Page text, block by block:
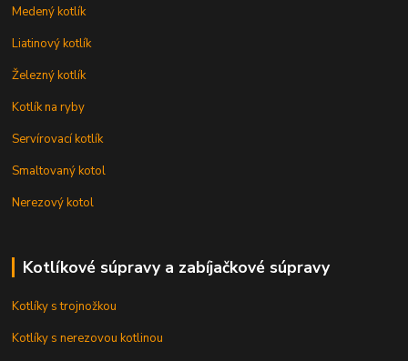
Medený kotlík
Liatinový kotlík
Železný kotlík
Kotlík na ryby
Servírovací kotlík
Smaltovaný kotol
Nerezový kotol
Kotlíkové súpravy a zabíjačkové súpravy
Kotlíky s trojnožkou
Kotlíky s nerezovou kotlinou